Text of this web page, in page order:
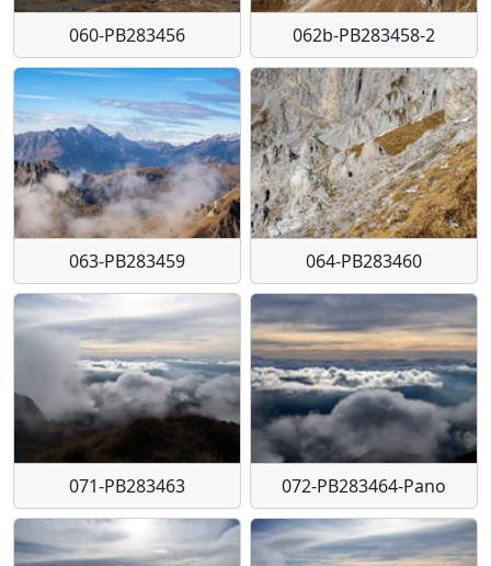
060-PB283456 062b-PB283458-2
063-PB283459 064-PB283460
071-PB283463 072-PB283464-Pano